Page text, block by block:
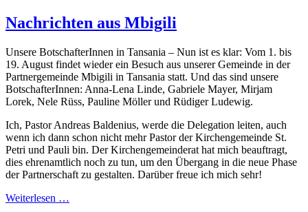
Nachrichten aus Mbigili
Unsere BotschafterInnen in Tansania – Nun ist es klar: Vom 1. bis
19. August findet wieder ein Besuch aus unserer Gemeinde in der
Partnergemeinde Mbigili in Tansania statt. Und das sind unsere
BotschafterInnen: Anna-Lena Linde, Gabriele Mayer, Mirjam
Lorek, Nele Rüss, Pauline Möller und Rüdiger Ludewig.
Ich, Pastor Andreas Baldenius, werde die Delegation leiten, auch
wenn ich dann schon nicht mehr Pastor der Kirchengemeinde St.
Petri und Pauli bin. Der Kirchengemeinderat hat mich beauftragt,
dies ehrenamtlich noch zu tun, um den Übergang in die neue Phase
der Partnerschaft zu gestalten. Darüber freue ich mich sehr!
Weiterlesen …